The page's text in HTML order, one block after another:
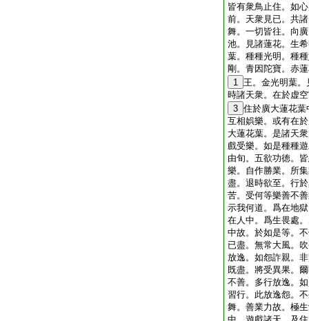
皆有衆鳥止住。如
前。天衆見已。共
舞。一切皆往。向
池。見諸蓮花。生
葉。種種光明。種
剛。青因陀寶。赤
1 王。金光明葉。
時諸天衆。在於虚
3 住於廣大蓮花
互相娯樂。或有在
大蓮花葉。是諸天
戲受樂。如是種種
由旬。五欲功徳。
樂。自作勝業。所
盡。退時欲至。行
苦。受何等樂善不
示我何道。爲在地
在人中。爲生畏處
中故。於如是等。
已盡。無常大風。
放逸。如怨詐親。
既盡。將受異果。
不善。多行放逸。
習行。此放逸怨。
舞。善業力故。極